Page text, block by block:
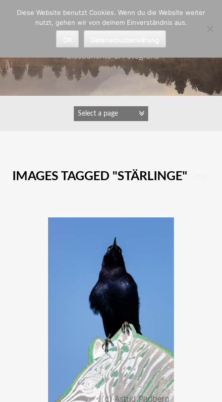
Astrid Padberg
Reiseberichte & Fotografie
IMAGES TAGGED "STÄRLINGE"
Diese Website benutzt Cookies. Wenn du die Website weiter
nutzt, gehen wir von deinem Einverständnis aus.